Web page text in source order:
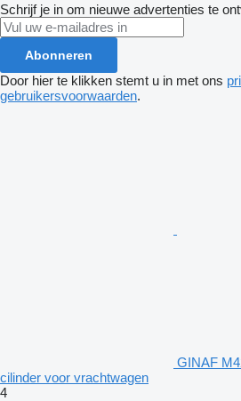
Schrijf je in om nieuwe advertenties te
Abonneren
Door hier te klikken stemt u in met ons
gebruikersvoorwaarden.
GINAF
cilinder voor vrachtwagen
4